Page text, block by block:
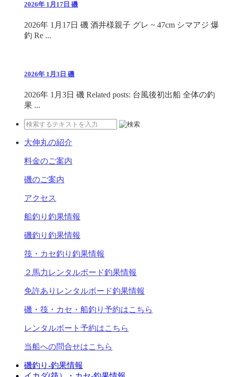
2026年 1月17日 磯
2026年 1月17日 磯 酒井様親子 グレ ~ 47cm シマアジ 爆
釣 Re ...
2026年 1月3日 磯
2026年 1月3日 磯 Related posts: 台風後初出船 全体の釣
果 ...
大伸丸の紹介
料金のご案内
磯のご案内
アクセス
船釣り釣果情報
磯釣り釣果情報
筏・カセ釣り釣果情報
２馬力レンタルボード釣果情報
免許ありレンタルボード釣果情報
磯・筏・カセ・船釣り予約はこちら
レンタルボート予約はこちら
当船への問合せはこちら
磯釣り-釣果情報